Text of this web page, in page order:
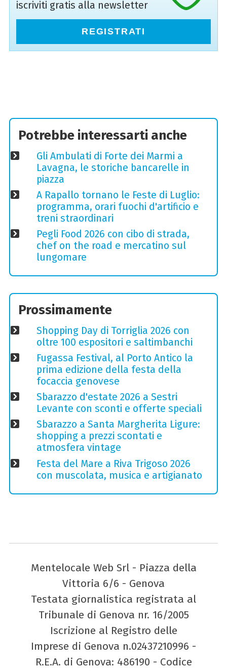
iscriviti gratis alla newsletter
REGISTRATI
Potrebbe interessarti anche
Gli Ambulati di Forte dei Marmi a
Lavagna, le storiche bancarelle in
piazza
A Rapallo tornano le Feste di Luglio:
programma, orari fuochi d'artificio e
treni straordinari
Pegli Food 2026 con cibo di strada,
chef on the road e mercatino sul
lungomare
Prossimamente
Shopping Day di Torriglia 2026 con
oltre 100 espositori e saltimbanchi
Fugassa Festival, al Porto Antico la
prima edizione della festa della
focaccia genovese
Sbarazzo d'estate 2026 a Sestri
Levante con sconti e offerte speciali
Sbarazzo a Santa Margherita Ligure:
shopping a prezzi scontati e
atmosfera vintage
Festa del Mare a Riva Trigoso 2026
con muscolata, musica e artigianato
Mentelocale Web Srl - Piazza della
Vittoria 6/6 - Genova
Testata giornalistica registrata al
Tribunale di Genova nr. 16/2005
Iscrizione al Registro delle
Imprese di Genova n.02437210996 -
R.E.A. di Genova: 486190 - Codice